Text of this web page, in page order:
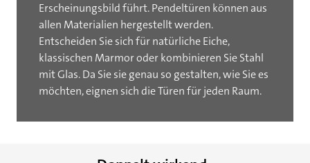
Erscheinungsbild führt. Pendeltüren können aus
allen Materialien hergestellt werden.
Entscheiden Sie sich für natürliche Eiche,
klassischen Marmor oder kombinieren Sie Stahl
mit Glas. Da Sie sie genau so gestalten, wie Sie es
möchten, eignen sich die Türen für jeden Raum.